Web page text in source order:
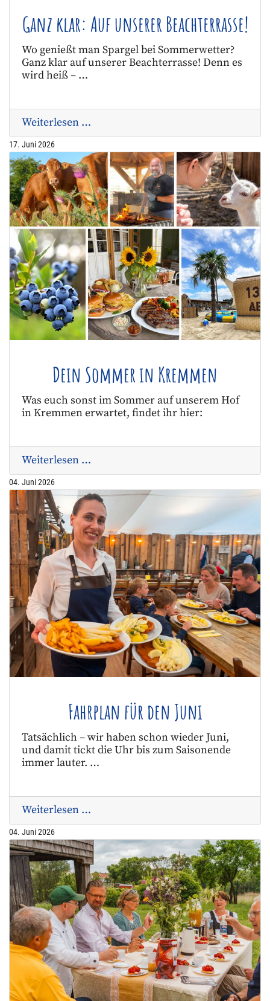
Ganz klar: Auf unserer Beachterrasse!
Wo genießt man Spargel bei Sommerwetter?
Ganz klar auf unserer Beachterrasse! Denn es
wird heiß – …
Weiterlesen …
17. Juni 2026
Dein Sommer in Kremmen
Was euch sonst im Sommer auf unserem Hof
in Kremmen erwartet, findet ihr hier:
Weiterlesen …
04. Juni 2026
Fahrplan für den Juni
Tatsächlich – wir haben schon wieder Juni,
und damit tickt die Uhr bis zum Saisonende
immer lauter. …
Weiterlesen …
04. Juni 2026